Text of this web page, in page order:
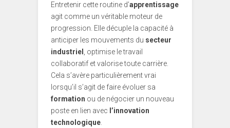
Entretenir cette routine d’apprentissage
agit comme un véritable moteur de
progression. Elle décuple la capacité à
anticiper les mouvements du secteur
industriel
, optimise le travail
collaboratif et valorise toute carrière.
Cela s’avère particulièrement vrai
lorsqu’il s’agit de faire évoluer sa
formation ou de négocier un nouveau
poste en lien avec l’innovation
technologique